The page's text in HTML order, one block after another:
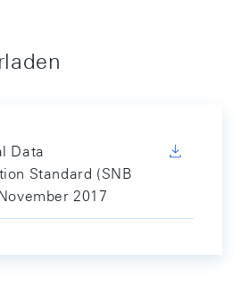
Data
Standard (SNB
2017